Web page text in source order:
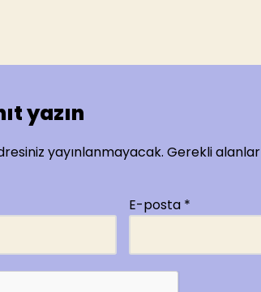
yazın
yayınlanmayacak. Gerekli alanlar
E-posta *